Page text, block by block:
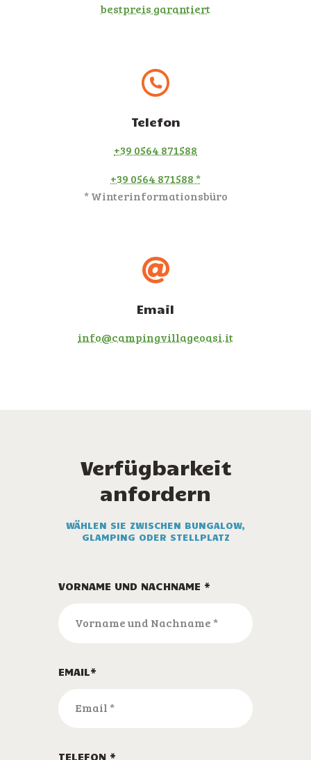
bestpreis garantiert
Telefon
+39 0564 871588
+39 0564 871588 *
* Winterinformationsbüro
Email
info@campingvillageoasi.it
Verfügbarkeit
anfordern
WÄHLEN SIE ZWISCHEN BUNGALOW,
GLAMPING ODER STELLPLATZ
VORNAME UND NACHNAME *
EMAIL*
TELEFON *